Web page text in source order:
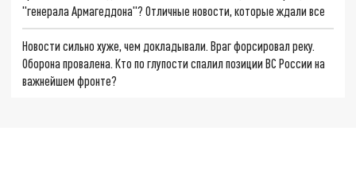
"генерала Армагеддона"? Отличные новости, которые ждали все
Новости сильно хуже, чем докладывали. Враг форсировал реку.
Оборона провалена. Кто по глупости спалил позиции ВС России на
важнейшем фронте?